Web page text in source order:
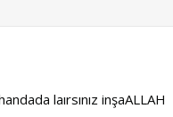
laırsınız inşaALLAH